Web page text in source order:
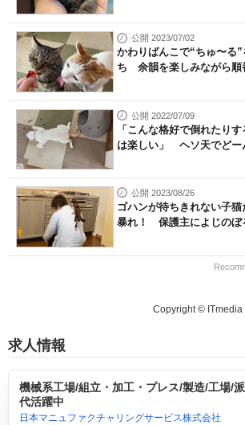
公開 2023/07/02
かわりばんこで“ちゅ〜る
ち 余韻を楽しみながら順
公開 2022/07/09
「こんな格好で倒れたり
は楽しい」 ヘソ天でどー
公開 2023/08/26
ゴハンが待ちきれない子
暴れ！ 保護主によじのぼ
Copyright © ITmedia
求人情報
機械系工場/組立・加工・プレス/製造/工場/
代活躍中
日本マニュファクチャリングサービス株式会社